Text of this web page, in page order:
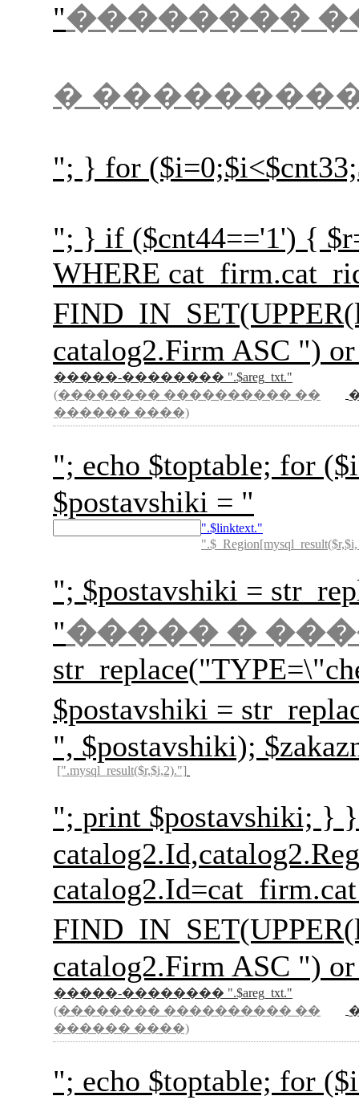
"��������
�
"; } for
"; } if ($cnt44=='1') {
WHERE
catalog2.Firm ASC ")
�����-�������� ".$areg_txt."
(�������� ���������� ��
������ ����)
"; echo $toptable;
$postavshiki = "
".$linktext."
"; $postavshiki =
"����� �
$postavshiki =
", $postavshiki);
[".mysql_result($r,$i,2)."]
"; print
catalog2.Firm ASC ")
�����-�������� ".$areg_txt."
(�������� ���������� ��
������ ����)
"; echo $toptable;